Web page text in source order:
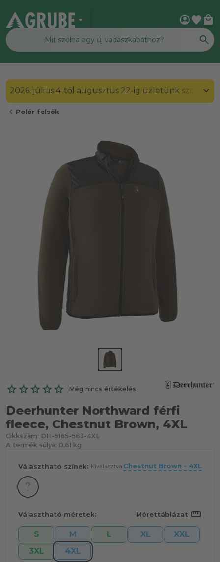
arrow_drop_down account_circlefavorite local_mall
2026. július 4-től augusztus 22-ig üzletünk
chevron_left Polár felsők
Még nincs értékelés
Deerhunter Northward férfi
fleece, Chestnut Brown, 4XL
Cikkszám: DH-5165-563-4XL
A termék súlya: 0,61 kg
Választható színek: Kiválasztva:Chestnut Brown - 4XL
Választható méretek: Mérettáblázat straighten
S M L XL
XXL
3XL
4XL